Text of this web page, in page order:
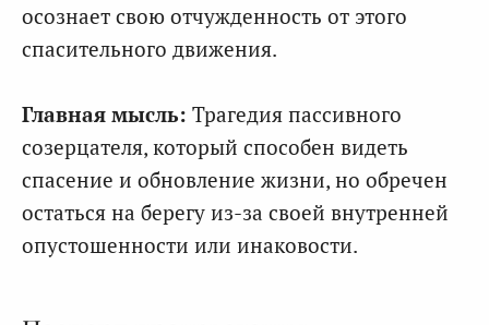
осознает свою отчужденность от этого
спасительного движения.
Главная мысль: Трагедия пассивного
созерцателя, который способен видеть
спасение и обновление жизни, но обречен
остаться на берегу из-за своей внутренней
опустошенности или инаковости.